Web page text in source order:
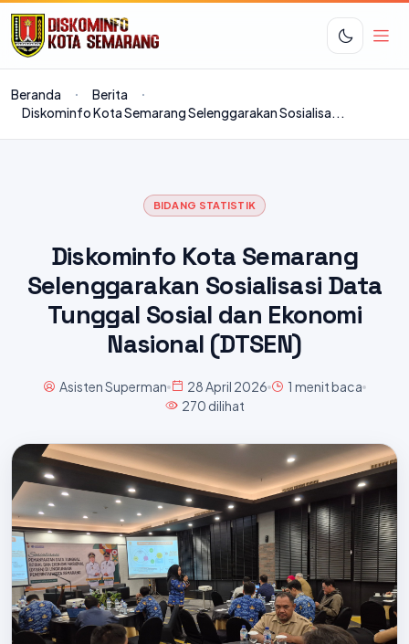
Beranda
Berita
Diskominfo Kota Semarang Selenggarakan Sosialisa...
BIDANG STATISTIK
Diskominfo Kota Semarang
Selenggarakan Sosialisasi Data
Tunggal Sosial dan Ekonomi
Nasional (DTSEN)
Asisten Superman 28 April 2026
1 menit baca
270 dilihat